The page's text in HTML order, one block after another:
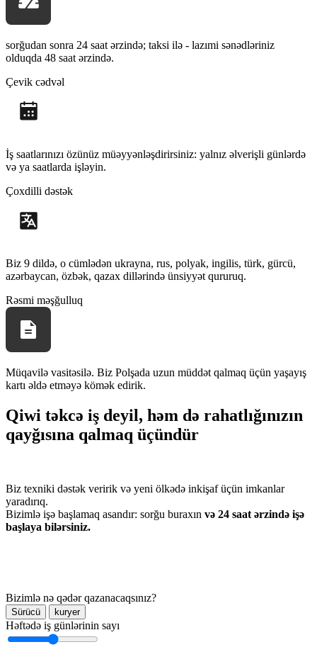
sorğudan sonra 24 saat ərzində; taksi ilə - lazımi sənədləriniz
olduqda 48 saat ərzində.
Çevik cədvəl
İş saatlarınızı özünüz müəyyənləşdirirsiniz: yalnız əlverişli günlərdə
və ya saatlarda işləyin.
Çoxdilli dəstək
Biz 9 dildə, o cümlədən ukrayna, rus, polyak, ingilis, türk, gürcü,
azərbaycan, özbək, qazax dillərində ünsiyyət qururuq.
Rəsmi məşğulluq
Müqavilə vasitəsilə. Biz Polşada uzun müddət qalmaq üçün yaşayış
kartı əldə etməyə kömək edirik.
Qiwi təkcə iş deyil, həm də rahatlığınızın
qayğısına qalmaq üçündür
Biz texniki dəstək veririk və yeni ölkədə inkişaf üçün imkanlar
yaradırıq.
Bizimlə işə başlamaq asandır: sorğu buraxın və 24 saat ərzində işə
başlaya bilərsiniz.
Bizimlə nə qədər qazanacaqsınız?
Sürücü kuryer
Həftədə iş günlərinin sayı